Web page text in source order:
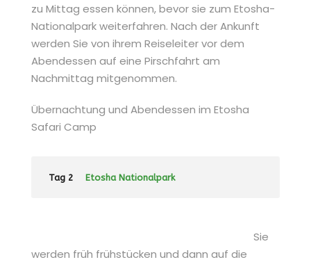
zu Mittag essen können, bevor sie zum Etosha-
Nationalpark weiterfahren. Nach der Ankunft
werden Sie von ihrem Reiseleiter vor dem
Abendessen auf eine Pirschfahrt am
Nachmittag mitgenommen.
Übernachtung und Abendessen im Etosha
Safari Camp
Tag 2 Etosha Nationalpark
Sie
werden früh frühstücken und dann auf die